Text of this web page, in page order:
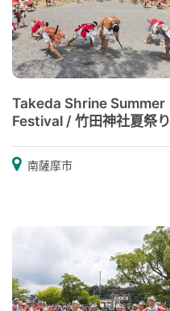
Takeda Shrine Summer
Festival / 竹田神社夏祭り
南薩摩市